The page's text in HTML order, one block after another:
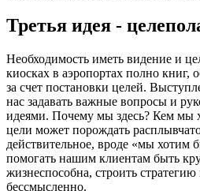
Третья идея -
Необходимость иметь видение и
киосках в аэропортах полно книг,
за счет постановки целей.
нас задавать важные вопросы и
идеями. Почему мы здесь? Кем мы
цели может порождать
действительное, вроде «мы хотим
помогать нашим клиентам быть
жизнеспособна, строить стратегию
бессмысленно.